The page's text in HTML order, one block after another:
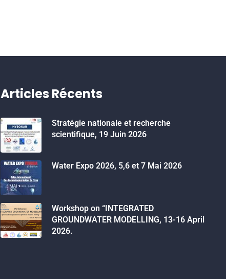
Articles Récents
Stratégie nationale et recherche
scientifique, 19 Juin 2026
Water Expo 2026, 5,6 et 7 Mai 2026
Workshop on “INTEGRATED
GROUNDWATER MODELLING, 13-16 April
2026.